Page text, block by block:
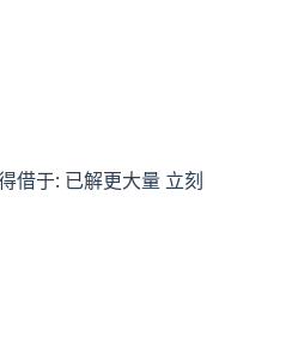
借于: 已解更大量 立刻